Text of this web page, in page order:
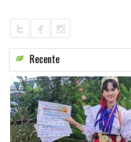
Recente